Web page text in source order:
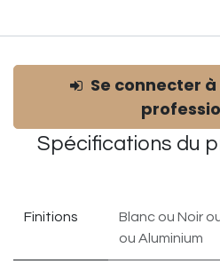
Se connecter
Spécifications du
Finitions Blanc ou Noir
ou Aluminium